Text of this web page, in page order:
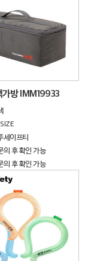
가방 IMM19933
세이프티
의 후 확인 가능
의 후 확인 가능